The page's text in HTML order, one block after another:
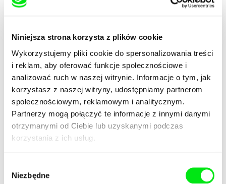
Niniejsza strona korzysta z plików cookie
Wykorzystujemy pliki cookie do spersonalizowania treści
i reklam, aby oferować funkcje społecznościowe i
analizować ruch w naszej witrynie. Informacje o tym, jak
korzystasz z naszej witryny, udostępniamy partnerom
społecznościowym, reklamowym i analitycznym.
Partnerzy mogą połączyć te informacje z innymi danymi
otrzymanymi od Ciebie lub uzyskanymi podczas
korzystania z ich usług.
zgody
Niezbędne
Jonas Mekas
This Side of Paradise
Jonas Mekas
Zefiro Torna
Jonas Mekas
Life
Jonas Mekas